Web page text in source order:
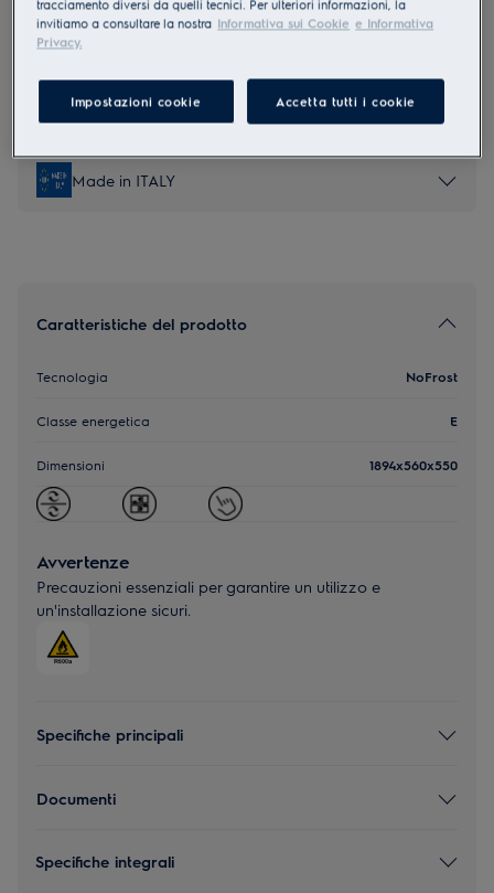
Le istruzioni e le avvertenze di sicurezza ai sensi del
regolamento UE 2023/988 sono riportate nei capitoli 1 e 2 del
Made in ITALY
Caratteristiche del prodotto
Tecnologia NoFrost
Classe energetica E
Dimensioni 1894x560x550
Avvertenze
Precauzioni essenziali per garantire un utilizzo e
un'installazione sicuri.
Specifiche principali
Documenti
Specifiche integrali
tracciamento diversi da quelli tecnici. Per ulteriori informazioni, la
invitiamo a consultare la nostra Informativa sui Cookie e Informativa
Privacy.
Impostazioni cookie Accetta tutti i cookie